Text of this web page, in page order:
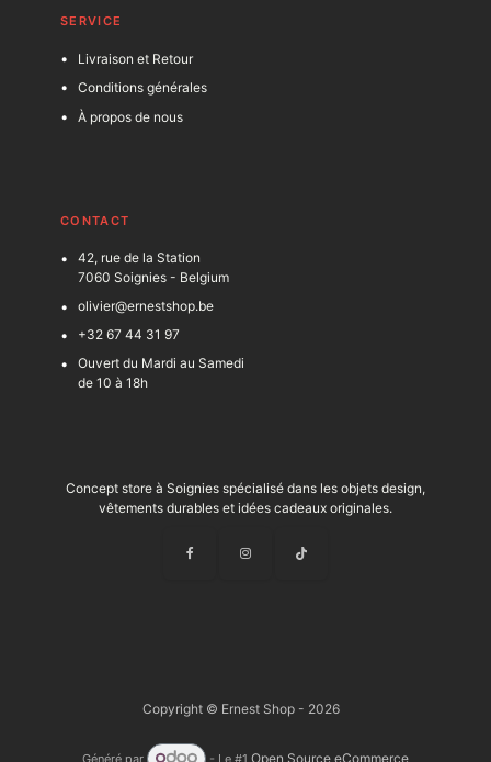
SERVICE
Livraison et Retour
Conditions générales
À propos de nous
CONTACT
42, rue de la Station
7060 Soignies - Belgium
olivier@ernestshop.be
+32 67 44 31 97
Ouvert du Mardi au Samedi
de 10 à 18h
Concept store à Soignies spécialisé dans les objets design,
vêtements durables et idées cadeaux originales.
Copyright © Ernest Shop - 2026
Généré par - Le #1Open Source eCommerce